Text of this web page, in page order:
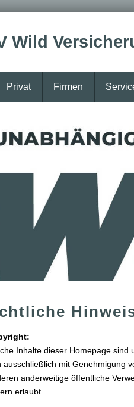
Privat Firmen
Wild
Inhalte dieser Homepage sind
ausschließlich mit Genehmigung
anderweitige öffentliche
erlaubt.